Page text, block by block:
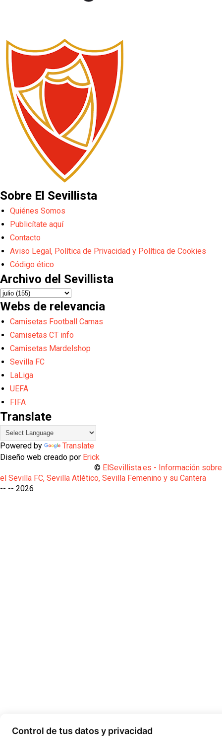
Sobre El Sevillista
Quiénes Somos
Publicítate aquí
Contacto
Aviso Legal, Política de Privacidad y Política de Cookies
Código ético
Archivo del Sevillista
Webs de relevancia
Camisetas Football Camas
Camisetas CT info
Camisetas Mardelshop
Sevilla FC
LaLiga
UEFA
FIFA
Translate
Powered by
Translate
Diseño web creado por Erick
© ElSevillista.es - Información sobre
el Sevilla FC, Sevilla Atlético, Sevilla Femenino y su Cantera
-- --
Control de tus datos y privacidad
2026